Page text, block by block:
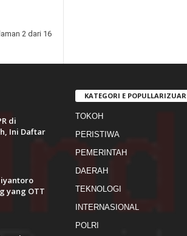
2 dari 16
di
Ini Daftar
yang OTT
KATEGORI E POPULLARIZUAR
TOKOH
PERISTIWA
PEMERINTAH
DAERAH
TEKNOLOGI
INTERNASIONAL
POLRI